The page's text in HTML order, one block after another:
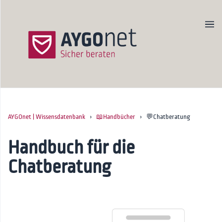
Produktseite
Kontakt
AYGOnet | Wissensdatenbank › 📖Handbücher › 💬Chatberatung
Handbuch für die
Chatberatung